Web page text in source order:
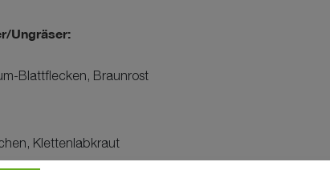
Ungräser:
Blattflecken, Braunrost
Klettenlabkraut